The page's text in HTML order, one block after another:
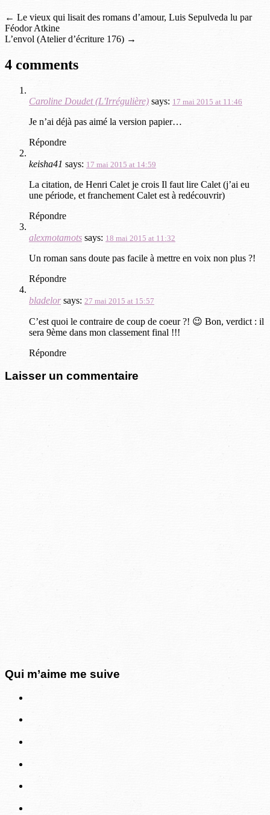
← Le vieux qui lisait des romans d’amour, Luis Sepulveda lu par
Féodor Atkine
L’envol (Atelier d’écriture 176) →
4 comments
Caroline Doudet (L'Irrégulière) says: 17 mai 2015 at 11:46
Je n’ai déjà pas aimé la version papier…
Répondre
keisha41 says: 17 mai 2015 at 14:59
La citation, de Henri Calet je crois Il faut lire Calet (j’ai eu
une période, et franchement Calet est à redécouvrir)
Répondre
alexmotamots says: 18 mai 2015 at 11:32
Un roman sans doute pas facile à mettre en voix non plus ?!
Répondre
bladelor says: 27 mai 2015 at 15:57
C’est quoi le contraire de coup de coeur ?! 😉 Bon, verdict : il
sera 9ème dans mon classement final !!!
Répondre
Laisser un commentaire
Qui m’aime me suive